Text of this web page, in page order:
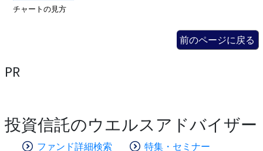
チャートの見方
前のページに戻る
PR
投資信託のウエルスアドバイザー
ファンド詳細検索
特集・セミナー